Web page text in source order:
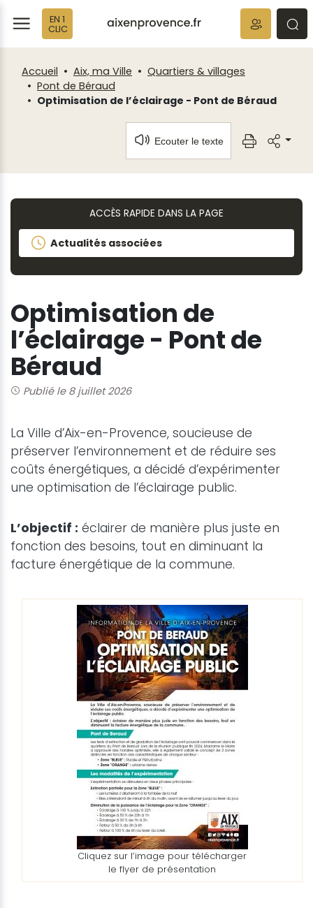
EN 1
CLIC
Accueil Aix, ma Ville
Quartiers & villages
Pont de Béraud
Optimisation de l’éclairage - Pont de Béraud
Ecouter le texte
ACCÈS RAPIDE DANS LA PAGE
Actualités associées
Optimisation de
l’éclairage - Pont de
Béraud
Publié le 8 juillet 2026
La Ville d’Aix-en-Provence, soucieuse de
préserver l’environnement et de réduire ses
coûts énergétiques, a décidé d’expérimenter
une optimisation de l’éclairage public.
L’objectif : éclairer de manière plus juste en
fonction des besoins, tout en diminuant la
facture énergétique de la commune.
Cliquez sur l’image pour télécharger
le flyer de présentation
Fenêtre
de
chat
Panneau de gestion des cookies